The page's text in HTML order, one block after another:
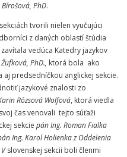
PhD.
tvorili nielen vyučujúci
z daných oblastí štúdia
vedúca Katedry jazykov
PhD., ktorá bola ako
predsedníčkou anglickej sekcie.
jazykové znalosti zo
Rózsová Wolfová, ktorá viedla
čas venovali tejto súťaži
sekcie pán Ing. Roman Fialka
Ing. Karol Holienka z Oddelenia
slovenskej sekcii boli členmi